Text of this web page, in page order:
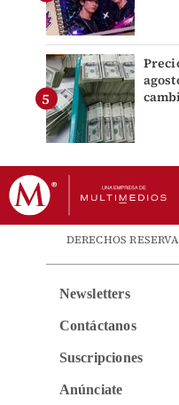
DERECHOS
Newsletters
Contáctanos
Suscripciones
Anúnciate